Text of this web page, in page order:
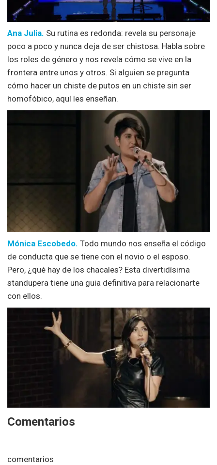
Ana Julia. Su rutina es redonda: revela su personaje
poco a poco y nunca deja de ser chistosa. Habla sobre
los roles de género y nos revela cómo se vive en la
frontera entre unos y otros. Si alguien se pregunta
cómo hacer un chiste de putos en un chiste sin ser
homofóbico, aquí les enseñan.
Mónica Escobedo. Todo mundo nos enseña el código
de conducta que se tiene con el novio o el esposo.
Pero, ¿qué hay de los chacales? Esta divertidísima
standupera tiene una guia definitiva para relacionarte
con ellos.
Comentarios
comentarios